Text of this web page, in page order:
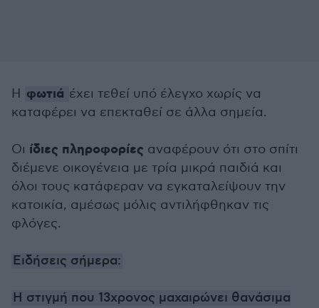
Η φωτιά έχει τεθεί υπό έλεγχο χωρίς να
καταφέρει να επεκταθεί σε άλλα σημεία.
Οι ίδιες πληροφορίες αναφέρουν ότι στο σπίτι
διέμενε οικογένεια με τρία μικρά παιδιά και
όλοι τους κατάφεραν να εγκαταλείψουν την
κατοικία, αμέσως μόλις αντιλήφθηκαν τις
φλόγες.
Ειδήσεις σήμερα:
Η στιγμή που 13χρονος μαχαιρώνει θανάσιμα